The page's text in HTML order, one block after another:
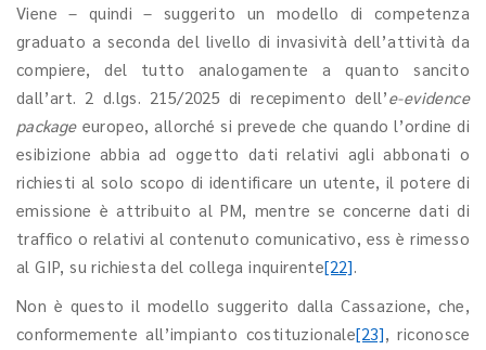
Viene – quindi – suggerito un modello di competenza
graduato a seconda del livello di invasività dell’attività da
compiere, del tutto analogamente a quanto sancito
dall’art. 2 d.lgs. 215/2025 di recepimento dell’e-evidence
packageeuropeo, allorché si prevede che quando l’ordine di
esibizione abbia ad oggetto dati relativi agli abbonati o
richiesti al solo scopo di identificare un utente, il potere di
emissione è attribuito al PM, mentre se concerne dati di
traffico o relativi al contenuto comunicativo, ess è rimesso
al GIP, su richiesta del collega inquirente[22].
Non è questo il modello suggerito dalla Cassazione, che,
conformemente all’impianto costituzionale[23], riconosce